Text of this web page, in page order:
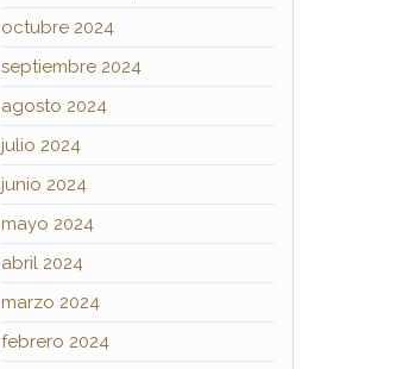
octubre 2024
septiembre 2024
agosto 2024
julio 2024
junio 2024
mayo 2024
abril 2024
marzo 2024
febrero 2024